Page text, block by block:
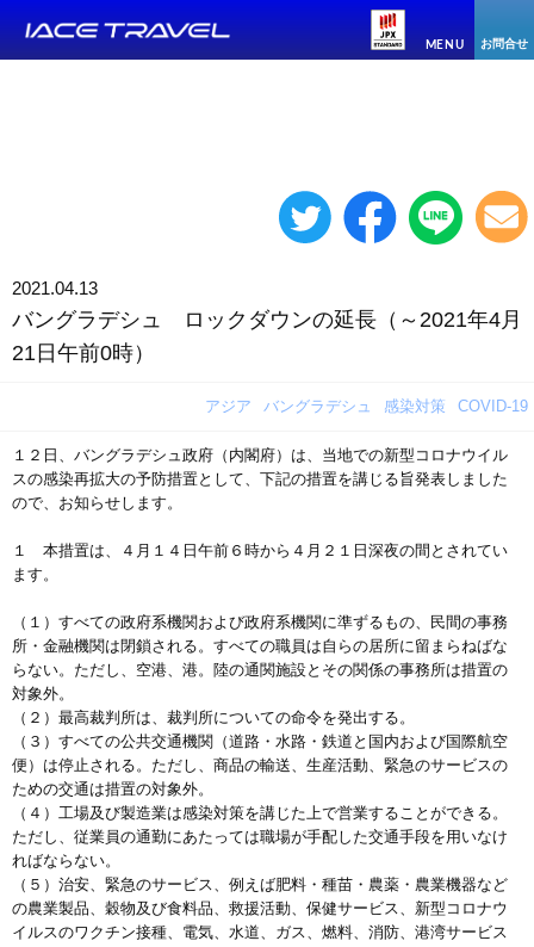
MENU お問合せ
2021.04.13
バングラデシュ ロックダウンの延長（～2021年4月
21日午前0時）
アジア バングラデシュ 感染対策 COVID-19
１２日、バングラデシュ政府（内閣府）は、当地での新型コロナウイル
スの感染再拡大の予防措置として、下記の措置を講じる旨発表しました
ので、お知らせします。
１ 本措置は、４月１４日午前６時から４月２１日深夜の間とされてい
ます。
（１）すべての政府系機関および政府系機関に準ずるもの、民間の事務
所・金融機関は閉鎖される。すべての職員は自らの居所に留まらねばな
らない。ただし、空港、港。陸の通関施設とその関係の事務所は措置の
対象外。
（２）最高裁判所は、裁判所についての命令を発出する。
（３）すべての公共交通機関（道路・水路・鉄道と国内および国際航空
便）は停止される。ただし、商品の輸送、生産活動、緊急のサービスの
ための交通は措置の対象外。
（４）工場及び製造業は感染対策を講じた上で営業することができる。
ただし、従業員の通勤にあたっては職場が手配した交通手段を用いなけ
ればならない。
（５）治安、緊急のサービス、例えば肥料・種苗・農薬・農業機器など
の農業製品、穀物及び食料品、救援活動、保健サービス、新型コロナウ
イルスのワクチン接種、電気、水道、ガス、燃料、消防、港湾サービス